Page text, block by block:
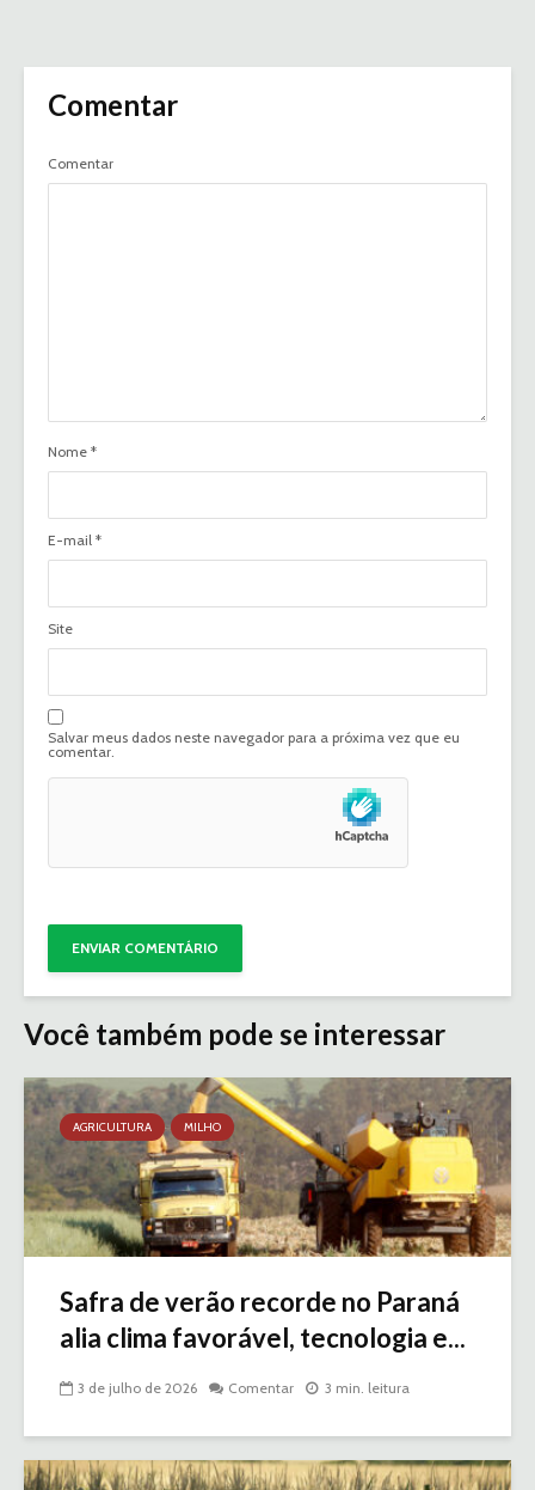
Comentar
Comentar
Nome *
E-mail *
Site
Salvar meus dados neste navegador para a próxima vez que eu
comentar.
Você também pode se interessar
AGRICULTURA MILHO
Safra de verão recorde no Paraná
alia clima favorável, tecnologia e...
3 de julho de 2026 Comentar 3 min. leitura